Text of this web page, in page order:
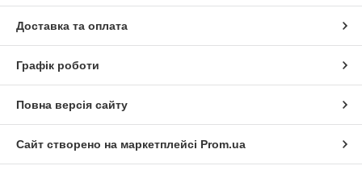
Доставка та оплата
Графік роботи
Повна версія сайту
Сайт створено на маркетплейсі Prom.ua